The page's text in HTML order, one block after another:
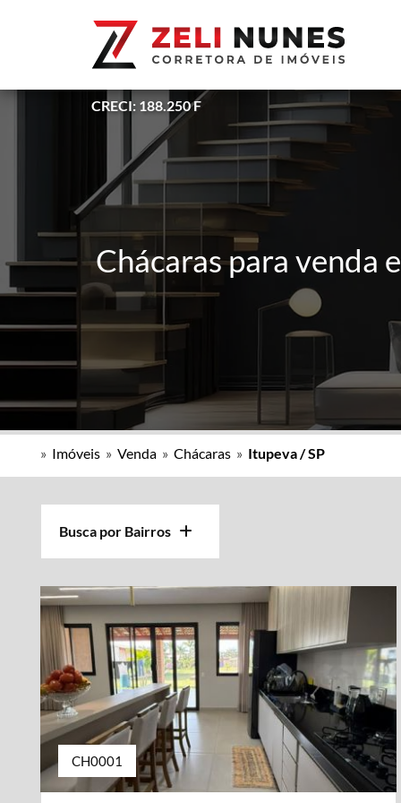
CRECI: 188.250 F
Chácaras para venda
» Imóveis » Venda » Chácaras » Itupeva / SP
Busca por Bairros
CH0001